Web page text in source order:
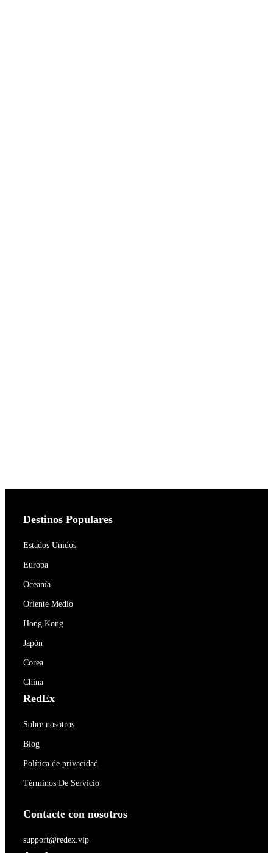
Destinos Populares
Estados Unidos
Europa
Oceanía
Oriente Medio
Hong Kong
Japón
Corea
China
RedEx
Sobre nosotros
Blog
Política de privacidad
Términos De Servicio
Contacte con nosotros
support@redex.vip